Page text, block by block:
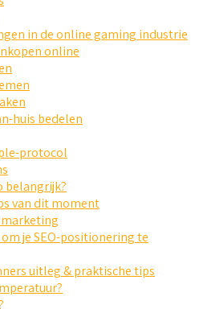
in de online gaming industrie
online
huis bedelen
protocol
belangrijk?
van dit moment
om je SEO-positionering te
uitleg & praktische tips